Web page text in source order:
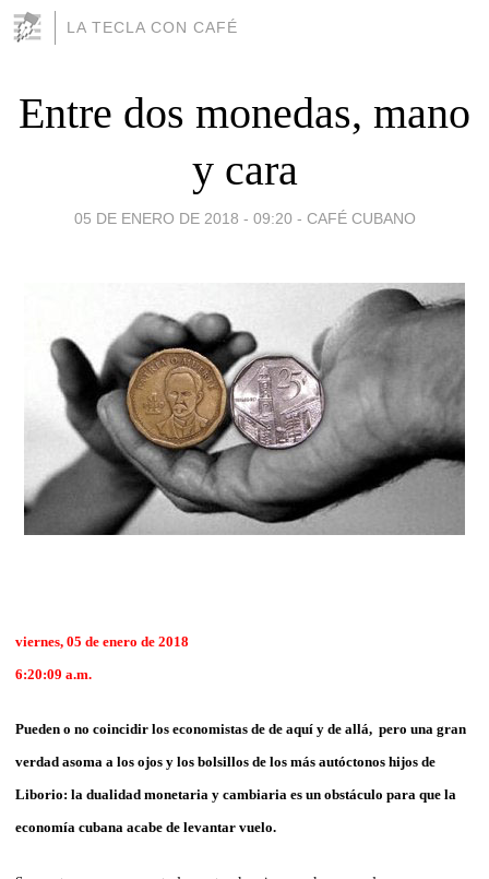
LA TECLA CON CAFÉ
Entre dos monedas, mano
y cara
05 DE ENERO DE 2018 - 09:20 - CAFÉ CUBANO
viernes, 05 de enero de 2018
6:20:09 a.m.
Pueden o no coincidir los economistas de de aquí y de allá, pero una gran
verdad asoma a los ojos y los bolsillos de los más autóctonos hijos de
Liborio: la dualidad monetaria y cambiaria es un obstáculo para que la
economía cubana acabe de levantar vuelo.